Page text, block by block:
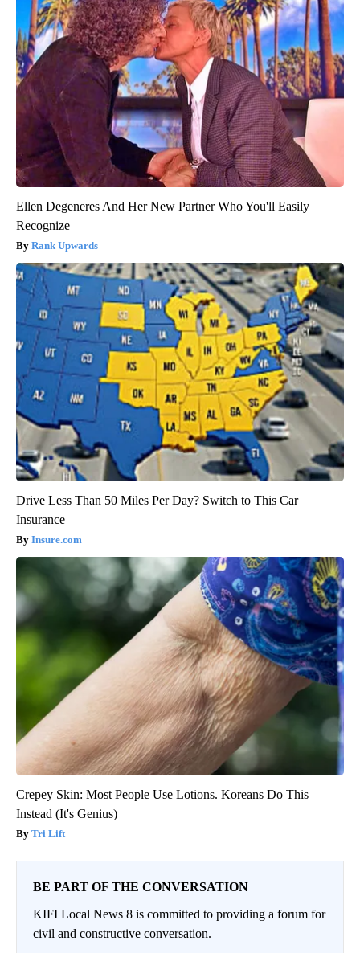
Ellen Degeneres And Her New Partner Who You'll Easily
Recognize
Rank Upwards
Drive Less Than 50 Miles Per Day? Switch to This Car
Insurance
Insure.com
Crepey Skin: Most People Use Lotions. Koreans Do This
Instead (It's Genius)
Tri Lift
BE PART OF THE CONVERSATION
KIFI Local News 8 is committed to providing a forum for
civil and constructive conversation.